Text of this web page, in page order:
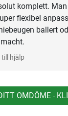
komplett.
flexibel
ballert
till hjälp
OMDÖME -